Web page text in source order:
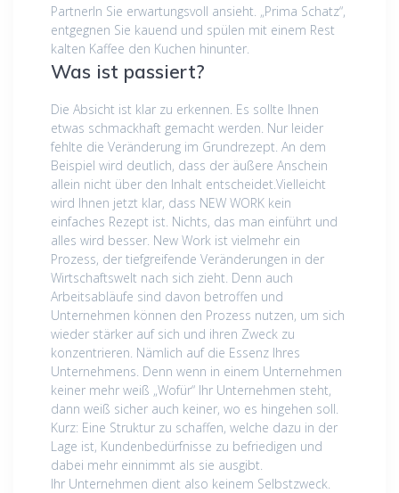
PartnerIn Sie erwartungsvoll ansieht. „Prima Schatz“,
entgegnen Sie kauend und spülen mit einem Rest
kalten Kaffee den Kuchen hinunter.
Was ist passiert?
Die Absicht ist klar zu erkennen. Es sollte Ihnen
etwas schmackhaft gemacht werden. Nur leider
fehlte die Veränderung im Grundrezept. An dem
Beispiel wird deutlich, dass der äußere Anschein
allein nicht über den Inhalt entscheidet.Vielleicht
wird Ihnen jetzt klar, dass NEW WORK kein
einfaches Rezept ist. Nichts, das man einführt und
alles wird besser. New Work ist vielmehr ein
Prozess, der tiefgreifende Veränderungen in der
Wirtschaftswelt nach sich zieht. Denn auch
Arbeitsabläufe sind davon betroffen und
Unternehmen können den Prozess nutzen, um sich
wieder stärker auf sich und ihren Zweck zu
konzentrieren. Nämlich auf die Essenz Ihres
Unternehmens. Denn wenn in einem Unternehmen
keiner mehr weiß „Wofür“ Ihr Unternehmen steht,
dann weiß sicher auch keiner, wo es hingehen soll.
Kurz: Eine Struktur zu schaffen, welche dazu in der
Lage ist, Kundenbedürfnisse zu befriedigen und
dabei mehr einnimmt als sie ausgibt.
Ihr Unternehmen dient also keinem Selbstzweck.